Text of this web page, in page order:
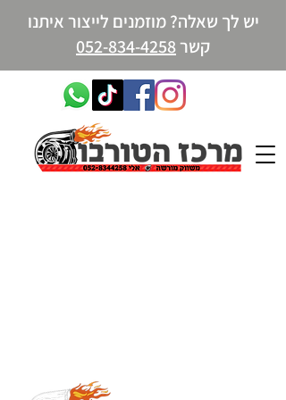
יש לך שאלה? מוזמנים לייצור איתנו
קשר052-834-4258